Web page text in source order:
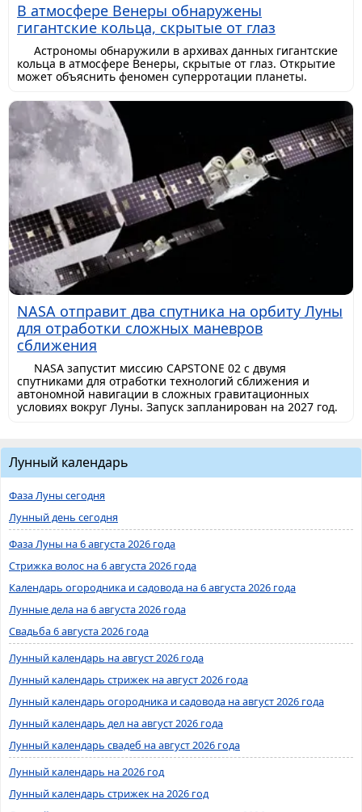
В атмосфере Венеры обнаружены
гигантские кольца, скрытые от глаз
Астрономы обнаружили в архивах данных гигантские
кольца в атмосфере Венеры, скрытые от глаз. Открытие
может объяснить феномен суперротации планеты.
NASA отправит два спутника на орбиту Луны
для отработки сложных маневров
сближения
NASA запустит миссию CAPSTONE 02 с двумя
спутниками для отработки технологий сближения и
автономной навигации в сложных гравитационных
условиях вокруг Луны. Запуск запланирован на 2027 год.
Лунный календарь
Фаза Луны сегодня
Лунный день сегодня
Фаза Луны на 6 августа 2026 года
Стрижка волос на 6 августа 2026 года
Календарь огородника и садовода на 6 августа 2026 года
Лунные дела на 6 августа 2026 года
Свадьба 6 августа 2026 года
Лунный календарь на август 2026 года
Лунный календарь стрижек на август 2026 года
Лунный календарь огородника и садовода на август 2026 года
Лунный календарь дел на август 2026 года
Лунный календарь свадеб на август 2026 года
Лунный календарь на 2026 год
Лунный календарь стрижек на 2026 год